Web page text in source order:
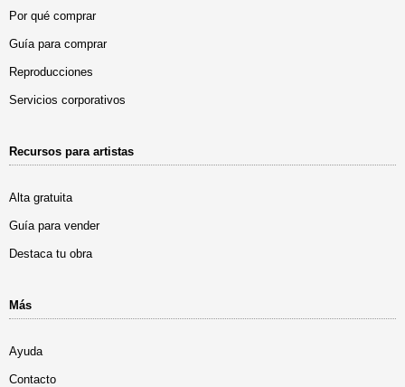
Por qué comprar
Guía para comprar
Reproducciones
Servicios corporativos
Recursos para artistas
Alta gratuita
Guía para vender
Destaca tu obra
Más
Ayuda
Contacto